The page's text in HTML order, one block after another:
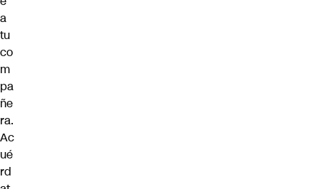
a
tu
co
m
pa
ñe
ra.
Ac
ué
rd